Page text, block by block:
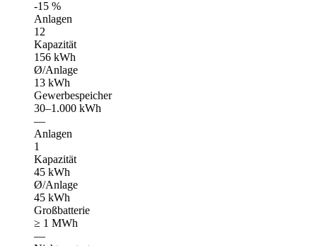
-15 %
Anlagen
12
Kapazität
156 kWh
Ø/Anlage
13 kWh
Gewerbespeicher
30–1.000 kWh
—
Anlagen
1
Kapazität
45 kWh
Ø/Anlage
45 kWh
Großbatterie
≥ 1 MWh
—